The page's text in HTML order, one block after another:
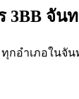
3BB จัน
กอำเภอในจัน